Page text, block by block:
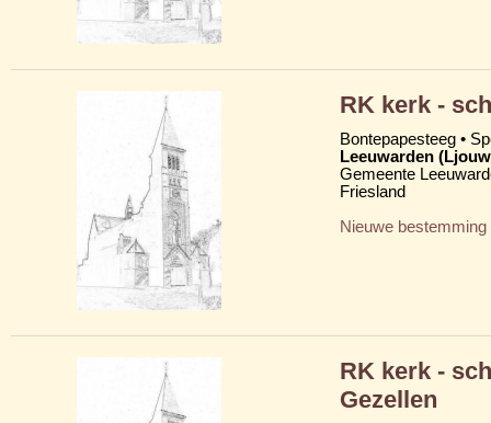
RK kerk -
Bontepapesteeg •
Leeuwarden
Gemeente
Friesland
Nieuwe bestemming
RK kerk -
Gezellen